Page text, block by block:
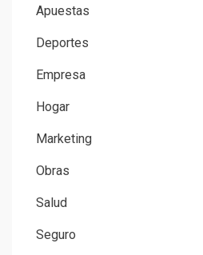
Apuestas
Deportes
Empresa
Hogar
Marketing
Obras
Salud
Seguro